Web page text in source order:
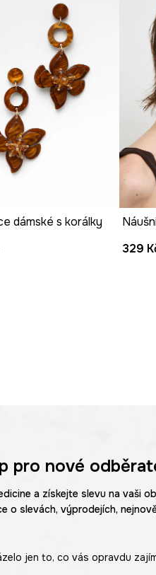
dámské s korálky
329
pro nové
a získejte slevu na vaši
o slevách, výprodejích,
jen to, co vás opravdu